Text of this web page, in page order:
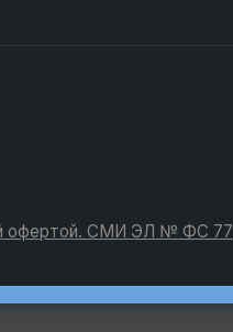
офертой. СМИ ЭЛ № ФС 77